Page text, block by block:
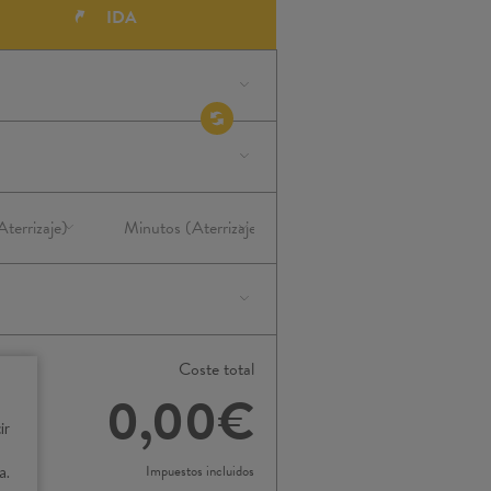
IDA
Coste total
0,00€
Impuestos incluidos